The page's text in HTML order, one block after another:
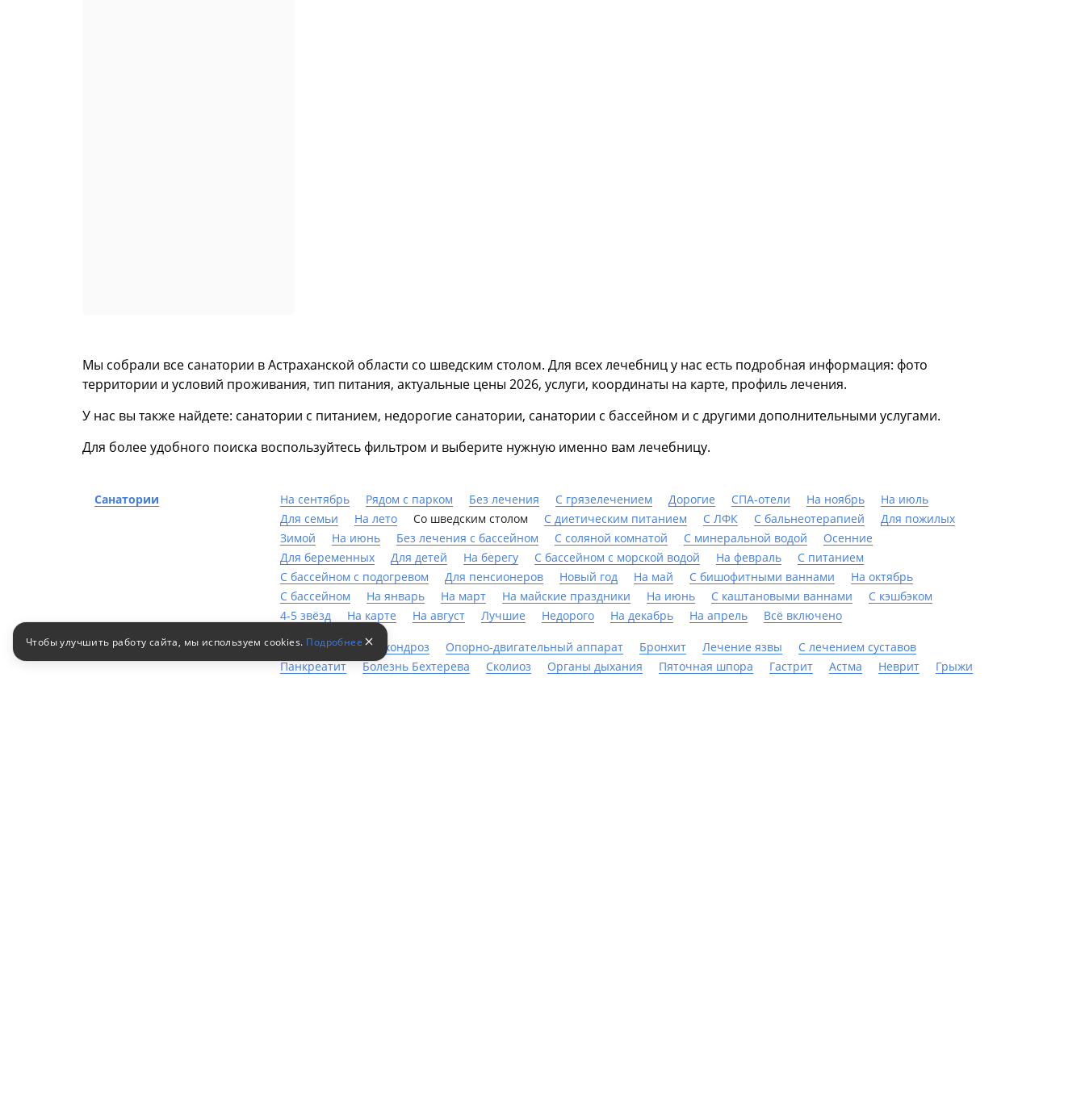
Мы собрали все санатории в Астраханской области со шведским столом. Для всех лечебниц у нас есть подробная информация: фото
территории и условий проживания, тип питания, актуальные цены 2026, услуги, координаты на карте, профиль лечения.
У нас вы также найдете: санатории с питанием, недорогие санатории, санатории с бассейном и с другими дополнительными услугами.
Для более удобного поиска воспользуйтесь фильтром и выберите нужную именно вам лечебницу.
Санатории На сентябрь Рядом с парком Без лечения С грязелечением Дорогие СПА-отели На ноябрь
На июль
Для семьи
На лето Со шведским столом С диетическим питанием С ЛФК С бальнеотерапией
Для пожилых
Зимой
На июнь Без лечения с бассейном С соляной комнатой С минеральной водой
Осенние
Для беременных
Для детей На берегу С бассейном с морской водой На февраль
С питанием
С бассейном с подогревом
Для пенсионеров Новый год На май С бишофитными ваннами
На октябрь
C бассейном
На январь На март На майские праздники На июнь С каштановыми ваннами
С кэшбэком
4-5 звёзд
На карте На август Лучшие Недорого На декабрь На апрель Всё включено
Санатории по заболеваниям Геморрой Остеохондроз Опорно-двигательный аппарат Бронхит Лечение язвы
С лечением суставов
Панкреатит
Болезнь Бехтерева Сколиоз Органы дыхания Пяточная шпора Гастрит Астма Неврит
Грыжи
Чтобы улучшить работу сайта, мы используем cookies. Подробнее